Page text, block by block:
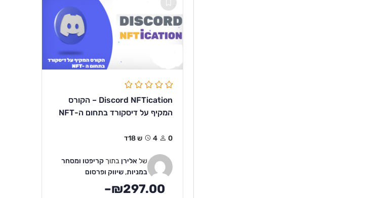
Discord NFTication – הקורס
המקיף על דיסקורד בתחום ה-NFT
0 4ש 18ד
של אלירן בתוך קריפטו ומסחר
במניות, שיווק ופרסום
₪297.00
–